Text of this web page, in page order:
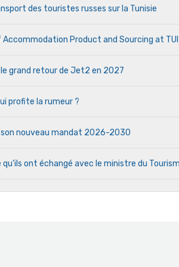
des touristes russes sur la Tunisie
Product and Sourcing at TUI
grand retour de Jet2 en 2027
profite la rumeur ?
son nouveau mandat 2026-2030
ont échangé avec le ministre du
certification ?